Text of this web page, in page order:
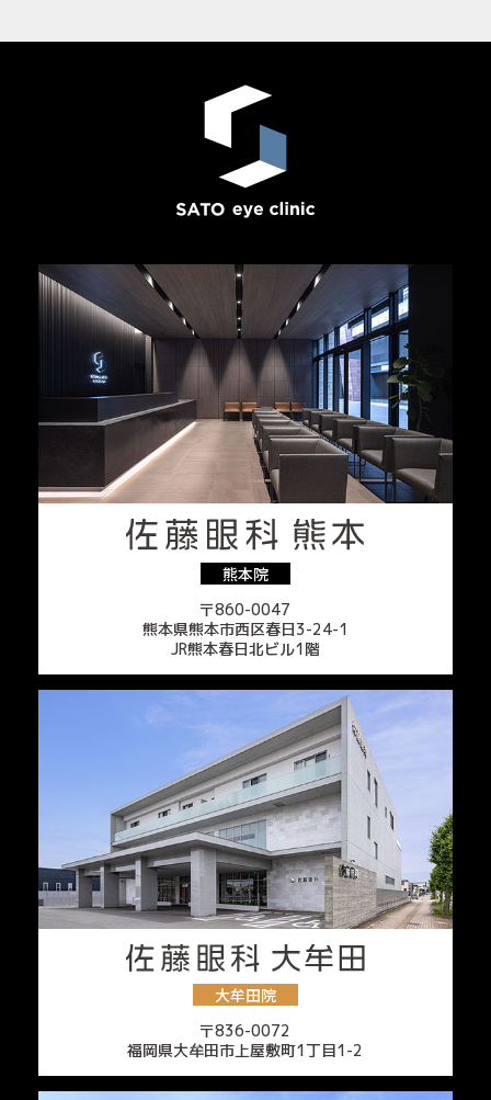
熊本院
〒860-0047
熊本県熊本市西区春日3-24-1
JR熊本春日北ビル1階
大牟田院
〒836-0072
福岡県大牟田市上屋敷町1丁目1-2